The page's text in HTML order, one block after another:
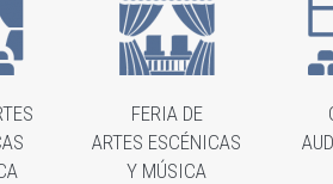
FERIA DE
ARTES ESCÉNICAS
Y MÚSICA